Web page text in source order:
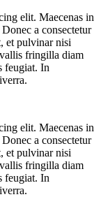
elit. Maecenas in
a consectetur
et pulvinar nisi
fringilla diam
feugiat. In
elit. Maecenas in
a consectetur
et pulvinar nisi
fringilla diam
feugiat. In